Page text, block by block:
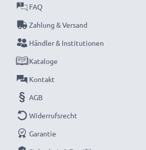
FAQ
Zahlung & Versand
Händler & Institutionen
Kataloge
Kontakt
AGB
Widerrufsrecht
Garantie